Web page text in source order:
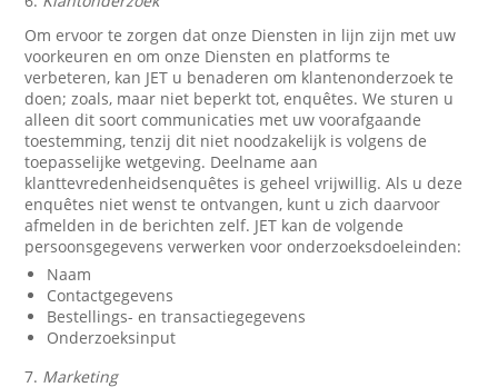
Om ervoor te zorgen dat onze Diensten in lijn zijn met uw
voorkeuren en om onze Diensten en platforms te
verbeteren, kan JET u benaderen om klantenonderzoek te
doen; zoals, maar niet beperkt tot, enquêtes. We sturen u
alleen dit soort communicaties met uw voorafgaande
toestemming, tenzij dit niet noodzakelijk is volgens de
toepasselijke wetgeving. Deelname aan
klanttevredenheidsenquêtes is geheel vrijwillig. Als u deze
enquêtes niet wenst te ontvangen, kunt u zich daarvoor
afmelden in de berichten zelf. JET kan de volgende
persoonsgegevens verwerken voor onderzoeksdoeleinden:
Naam
Contactgegevens
Bestellings- en transactiegegevens
Onderzoeksinput
7. Marketing